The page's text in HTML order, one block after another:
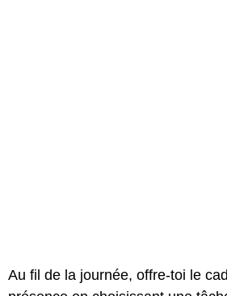
Au fil de la journée, offre-toi le